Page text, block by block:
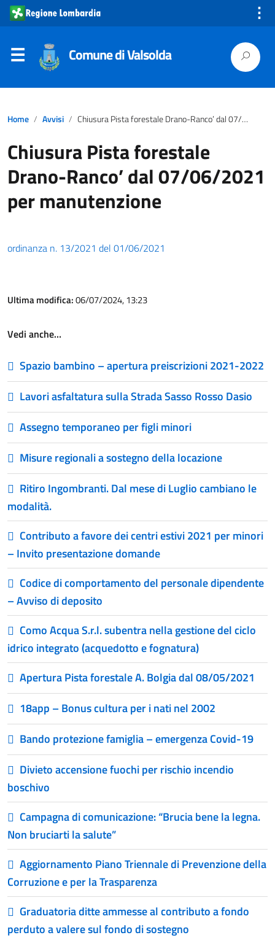
⋮
Comune di Valsolda
Home Avvisi Chiusura Pista forestale Drano-Ranco’ dal 07/06/2021 per manutenzione
Chiusura Pista forestale
Drano-Ranco’ dal 07/06/2021
per manutenzione
ordinanza n. 13/2021 del 01/06/2021
Ultima modifica:06/07/2024, 13:23
Vedi anche…
Spazio bambino – apertura preiscrizioni 2021-2022
Lavori asfaltatura sulla Strada Sasso Rosso Dasio
Assegno temporaneo per figli minori
Misure regionali a sostegno della locazione
Ritiro Ingombranti. Dal mese di Luglio cambiano le
modalità.
Contributo a favore dei centri estivi 2021 per minori
– Invito presentazione domande
Codice di comportamento del personale dipendente
– Avviso di deposito
Como Acqua S.r.l. subentra nella gestione del ciclo
idrico integrato (acquedotto e fognatura)
Apertura Pista forestale A. Bolgia dal 08/05/2021
18app – Bonus cultura per i nati nel 2002
Bando protezione famiglia – emergenza Covid-19
Divieto accensione fuochi per rischio incendio
boschivo
Campagna di comunicazione: “Brucia bene la legna.
Non bruciarti la salute”
Aggiornamento Piano Triennale di Prevenzione della
Corruzione e per la Trasparenza
Graduatoria ditte ammesse al contributo a fondo
perduto a valere sul fondo di sostegno